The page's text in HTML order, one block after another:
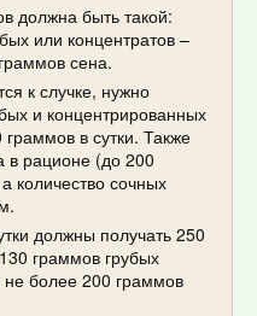
должна быть такой:
или концентратов –
сена.
к случке, нужно
и концентрированных
в сутки. Также
в рационе (до 200
количество сочных
должны получать 250
граммов грубых
не более 200 граммов